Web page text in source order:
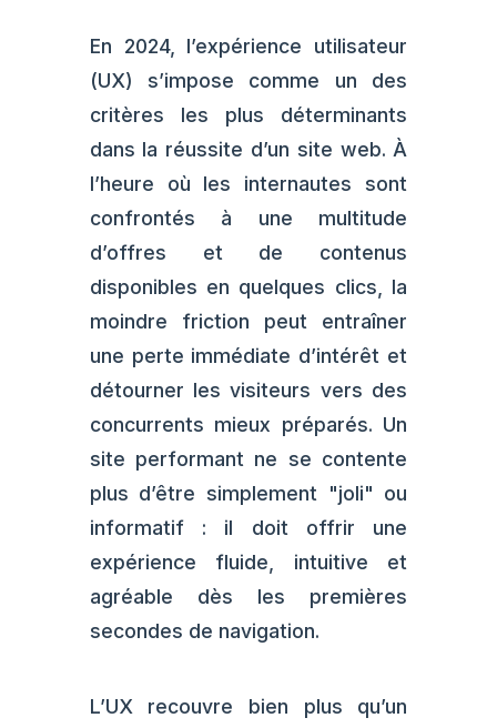
En 2024, l’expérience utilisateur
(UX) s’impose comme un des
critères les plus déterminants
dans la réussite d’un site web. À
l’heure où les internautes sont
confrontés à une multitude
d’offres et de contenus
disponibles en quelques clics, la
moindre friction peut entraîner
une perte immédiate d’intérêt et
détourner les visiteurs vers des
concurrents mieux préparés. Un
site performant ne se contente
plus d’être simplement "joli" ou
informatif : il doit offrir une
expérience fluide, intuitive et
agréable dès les premières
secondes de navigation.
L’UX recouvre bien plus qu’un